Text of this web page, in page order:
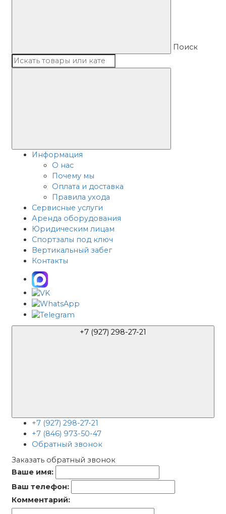
Поиск
Информация
О нас
Почему мы
Оплата и доставка
Правила ухода
Сервисные услуги
Аренда оборудования
Юридическим лицам
Спортзалы под ключ
Вертикальный забег
Контакты
+7 (927) 298-27-21
+7 (846) 973-50-47
Обратный звонок
Заказать обратный звонок
Ваше имя:
Ваш телефон:
Комментарий: